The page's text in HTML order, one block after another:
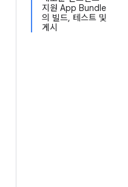
지원 App Bundle
의 빌드, 테스트 및
게시